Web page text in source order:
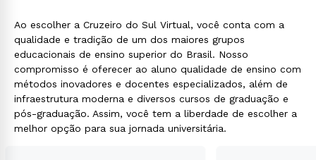
Ao escolher a Cruzeiro do Sul Virtual, você conta com a
qualidade e tradição de um dos maiores grupos
educacionais de ensino superior do Brasil. Nosso
compromisso é oferecer ao aluno qualidade de ensino com
métodos inovadores e docentes especializados, além de
infraestrutura moderna e diversos cursos de graduação e
pós-graduação. Assim, você tem a liberdade de escolher a
melhor opção para sua jornada universitária.